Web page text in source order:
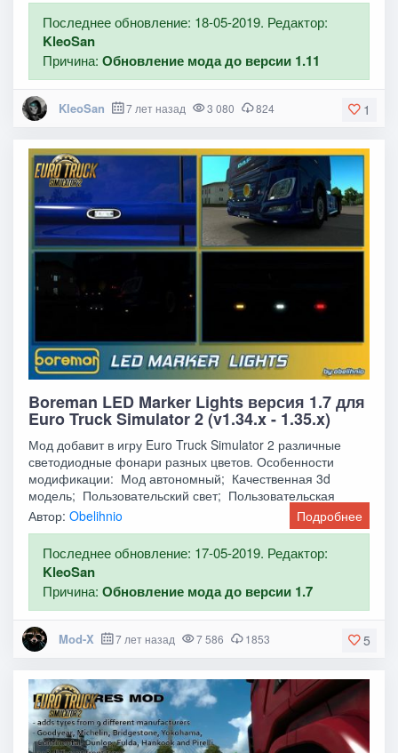
Последнее обновление: 18-05-2019. Редактор:
KleoSan
Причина:Обновление мода до версии 1.11
1
KleoSan 7 лет назад 3 080 824
Boreman LED Marker Lights версия 1.7 для
Euro Truck Simulator 2 (v1.34.x - 1.35.x)
Мод добавит в игру Euro Truck Simulator 2 различные
светодиодные фонари разных цветов. Особенности
модификации: Мод автономный; Качественная 3d
модель; Пользовательский свет; Пользовательская
Автор:Obelihnio Подробнее
Последнее обновление: 17-05-2019. Редактор:
KleoSan
Причина:Обновление мода до версии 1.7
5
Mod-X 7 лет назад 7 586 1853